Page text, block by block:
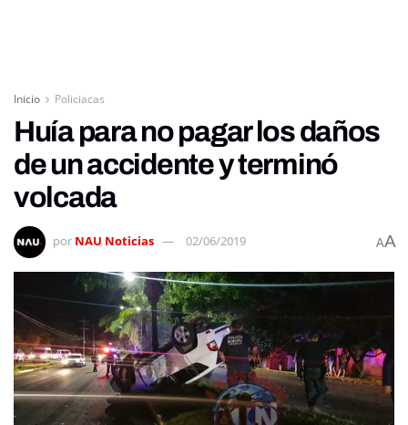
Inicio Policiacas
Huía para no pagar los daños
de un accidente y terminó
volcada
por NAU Noticias 02/06/2019 AA